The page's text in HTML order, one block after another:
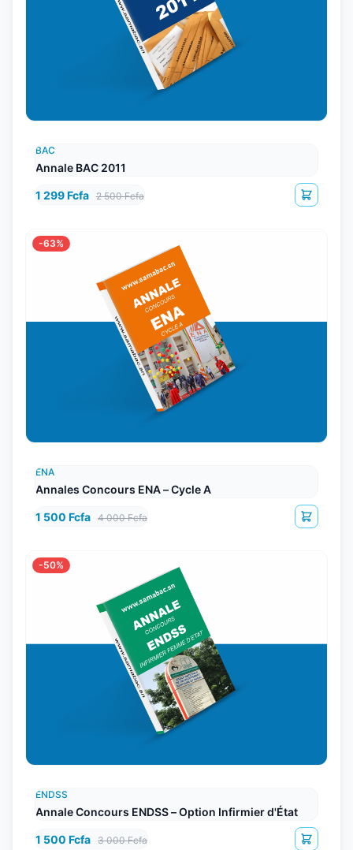
BAC
Annale BAC 2011
1 299 Fcfa 2 500 Fcfa
-63%
ENA
Annales Concours ENA – Cycle A
1 500 Fcfa 4 000 Fcfa
-50%
ENDSS
Annale Concours ENDSS – Option Infirmier d'État
1 500 Fcfa 3 000 Fcfa